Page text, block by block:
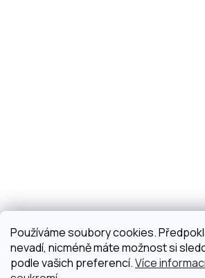
Používáme soubory cookies.
nevadí, nicméně máte možnost si
podle vašich preferencí.Více